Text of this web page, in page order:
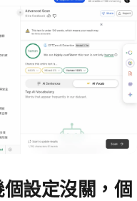
設定沒關，個